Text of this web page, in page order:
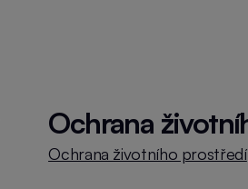
Ochrana
Ochrana životního prostředí